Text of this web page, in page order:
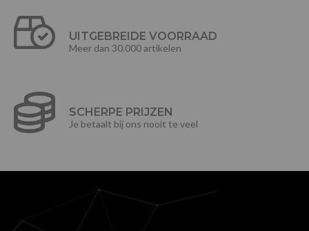
UITGEBREIDE VOORRAAD
Meer dan 30.000 artikelen
SCHERPE PRIJZEN
Je betaalt bij ons nooit te veel